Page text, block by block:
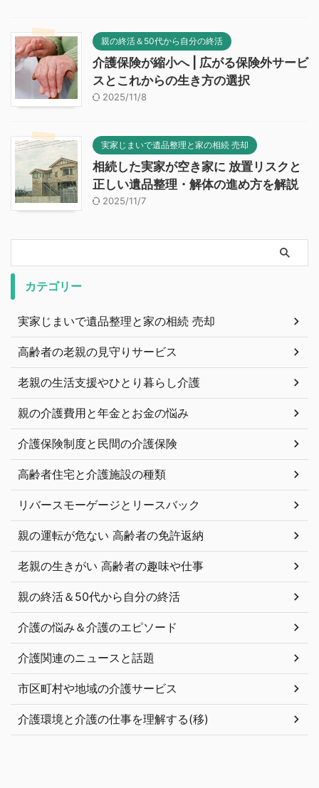
親の終活＆50代から自分の終活
介護保険が縮小へ | 広がる保険外サービ
スとこれからの生き方の選択
2025/11/8
実家じまいで遺品整理と家の相続 売却
相続した実家が空き家に 放置リスクと
正しい遺品整理・解体の進め方を解説
2025/11/7
カテゴリー
実家じまいで遺品整理と家の相続 売却
高齢者の老親の見守りサービス
老親の生活支援やひとり暮らし介護
親の介護費用と年金とお金の悩み
介護保険制度と民間の介護保険
高齢者住宅と介護施設の種類
リバースモーゲージとリースバック
親の運転が危ない 高齢者の免許返納
老親の生きがい 高齢者の趣味や仕事
親の終活＆50代から自分の終活
介護の悩み＆介護のエピソード
介護関連のニュースと話題
市区町村や地域の介護サービス
介護環境と介護の仕事を理解する(移)